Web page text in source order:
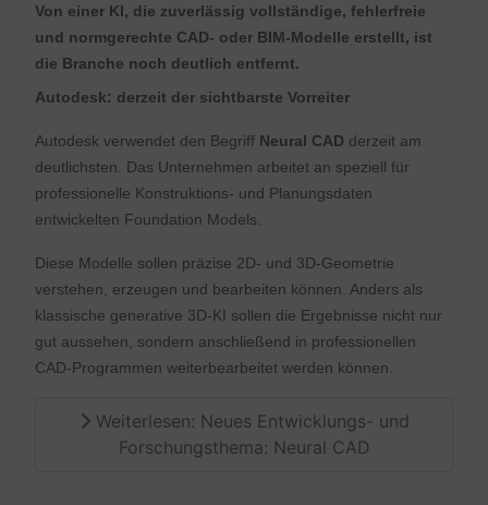
Von einer KI, die zuverlässig vollständige, fehlerfreie
und normgerechte CAD- oder BIM-Modelle erstellt, ist
die Branche noch deutlich entfernt.
Autodesk: derzeit der sichtbarste Vorreiter
Autodesk verwendet den Begriff Neural CAD derzeit am
deutlichsten. Das Unternehmen arbeitet an speziell für
professionelle Konstruktions- und Planungsdaten
entwickelten Foundation Models.
Diese Modelle sollen präzise 2D- und 3D-Geometrie
verstehen, erzeugen und bearbeiten können. Anders als
klassische generative 3D-KI sollen die Ergebnisse nicht nur
gut aussehen, sondern anschließend in professionellen
CAD-Programmen weiterbearbeitet werden können.
Weiterlesen: Neues Entwicklungs- und
Forschungsthema: Neural CAD